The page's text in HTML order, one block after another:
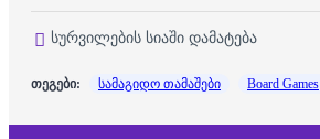
სურვილების სიაში დამატება
თეგები: სამაგიდო თამაშები Board Games